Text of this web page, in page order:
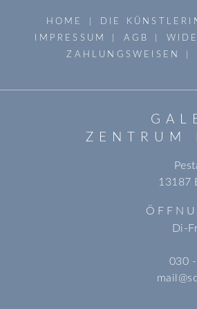
HOME DIE
IMPRESSUM
AGB
ZAHLUNGSWEISEN
ZENTRUM
13187
Di-
030